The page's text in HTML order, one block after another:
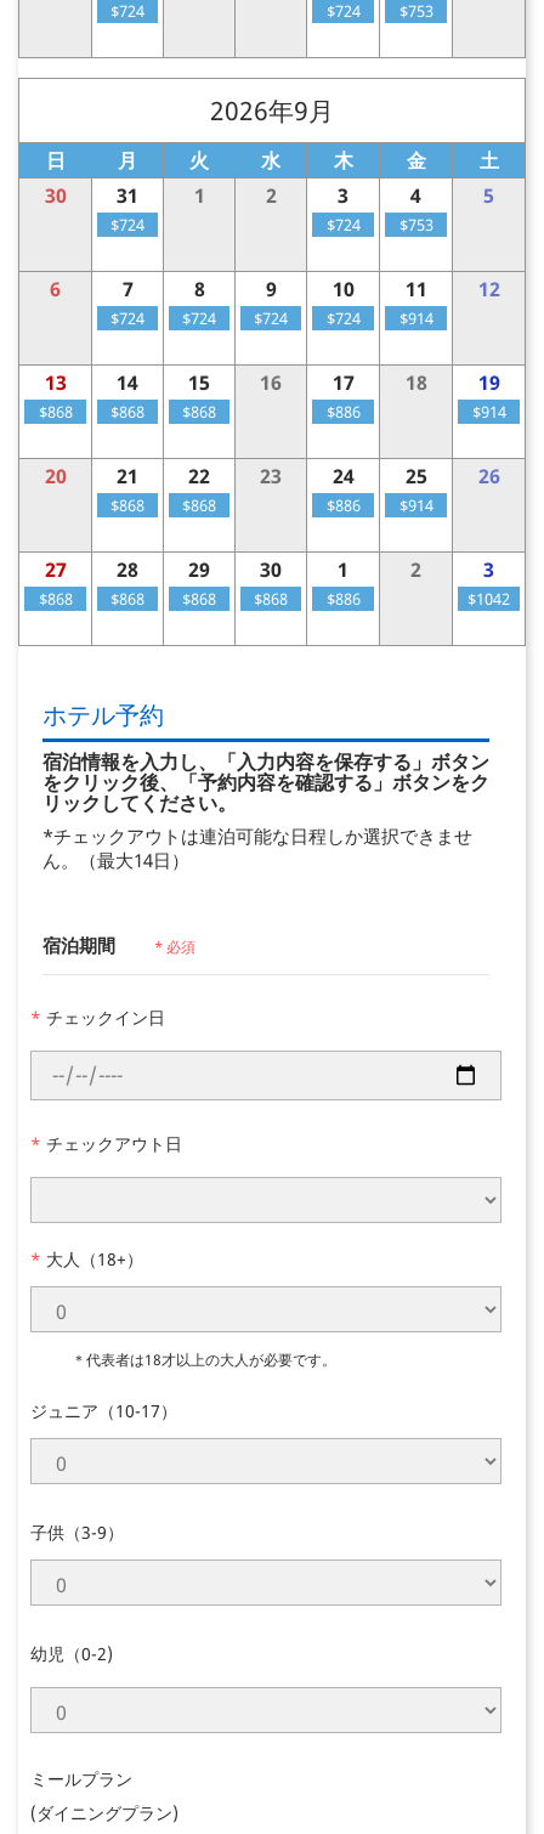
$724 $724 $753
2026年9月
日 月 火 水 木 金
土
30
31
$724
1 2 3
$724
4
$753
5
6 7
$724
8
$724
9
$724
10
$724
11
$914
12
13
$868
14
$868
15
$868
16 17
$886
18 19
$914
20 21
$868
22
$868
23 24
$886
25
$914
26
27
$868
28
$868
29
$868
30
$868
1
$886
2 3
$1042
ホテル予約
宿泊情報を入力し、「入力内容を保存する」ボタン
をクリック後、「予約内容を確認する」ボタンをク
リックしてください。
*チェックアウトは連泊可能な日程しか選択できませ
ん。（最大14日）
宿泊期間 * 必須
* チェックイン日
* チェックアウト日
* 大人（18+）
＊代表者は18才以上の大人が必要です。
ジュニア（10-17）
子供（3-9）
幼児（0-2)
ミールプラン
(ダイニングプラン)